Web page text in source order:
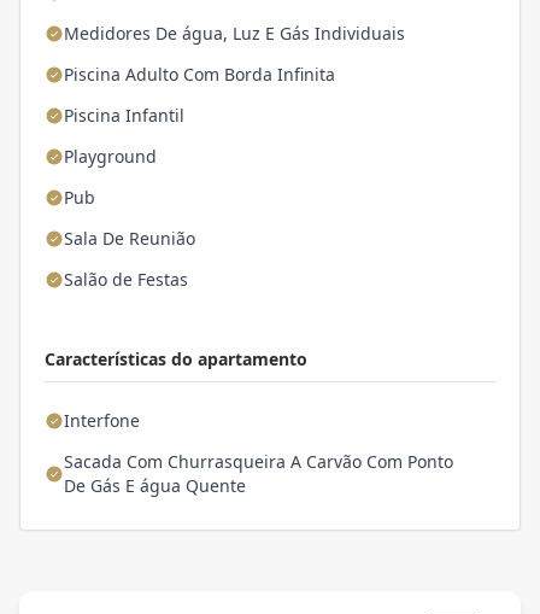
Medidores De água, Luz E Gás Individuais
Piscina Adulto Com Borda Infinita
Piscina Infantil
Playground
Pub
Sala De Reunião
Salão de Festas
Características do apartamento
Interfone
Sacada Com Churrasqueira A Carvão Com Ponto
De Gás E água Quente